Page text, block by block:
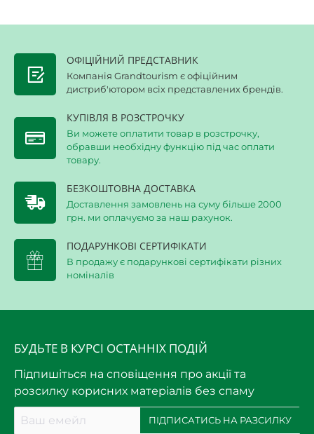
ОФІЦІЙНИЙ ПРЕДСТАВНИК
Компанія Grandtourism є офіційним
дистриб'ютором всіх представлених брендів.
КУПІВЛЯ В РОЗСТРОЧКУ
Ви можете оплатити товар в розстрочку,
обравши необхідну функцію під час оплати
товару.
БЕЗКОШТОВНА ДОСТАВКА
Доставлення замовлень на суму більше 2000
грн. ми оплачуємо за наш рахунок.
ПОДАРУНКОВІ СЕРТИФІКАТИ
В продажу є подарункові сертифікати різних
номіналів
БУДЬТЕ В КУРСІ ОСТАННІХ ПОДІЙ
Підпишіться на сповіщення про акції та
розсилку корисних матеріалів без спаму
емейл
ПІДПИСАТИСЬ НА РАЗСИЛКУ